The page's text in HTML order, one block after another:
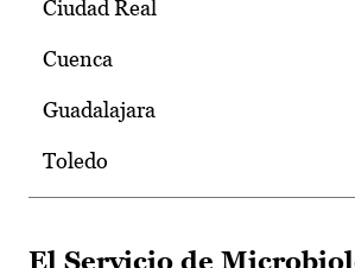
Ciudad Real
Cuenca
Guadalajara
Toledo
El Servicio de